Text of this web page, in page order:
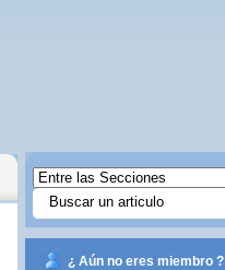
¿ Aún no eres miembro ?